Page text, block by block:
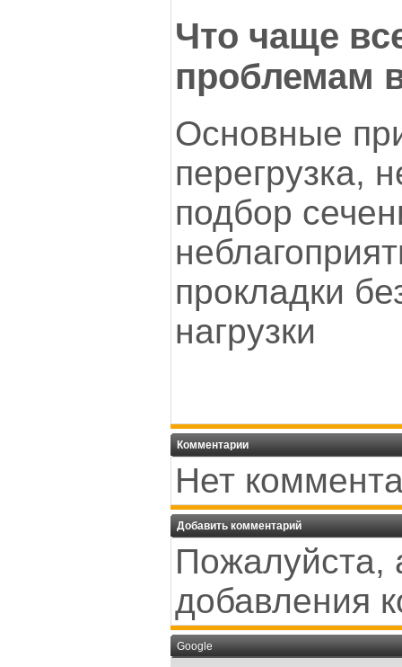
Что чаще
проблемам
Основные
перегрузка,
подбор
прокладки
нагрузки
Комментарии
Нет
Добавить комментарий
Пожалуйста,
добавления
Google